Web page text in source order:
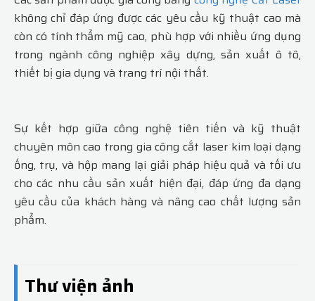
không chỉ đáp ứng được các yêu cầu kỹ thuật cao mà
còn có tính thẩm mỹ cao, phù hợp với nhiều ứng dụng
trong ngành công nghiệp xây dựng, sản xuất ô tô,
thiết bị gia dụng và trang trí nội thất.
Sự kết hợp giữa công nghệ tiên tiến và kỹ thuật
chuyên môn cao trong gia công cắt laser kim loại dạng
ống, trụ, và hộp mang lại giải pháp hiệu quả và tối ưu
cho các nhu cầu sản xuất hiện đại, đáp ứng đa dạng
yêu cầu của khách hàng và nâng cao chất lượng sản
phẩm.
Thư viện ảnh